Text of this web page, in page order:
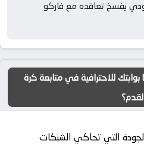
يفسخ تعاقده مع فاركو
لماذا يعتبر بين لايف bein live بوابتك للاحترافية في متابعة كرة
التي تحاكي الشبكات